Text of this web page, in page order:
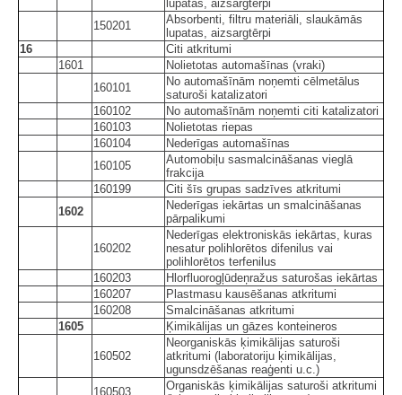
lupatas, aizsargtērpi
150201
Absorbenti, filtru materiāli, slaukāmās
lupatas, aizsargtērpi
16
Citi atkritumi
1601
Nolietotas automašīnas (vraki)
160101
No automašīnām noņemti cēlmetālus
saturoši katalizatori
160102
No automašīnām noņemti citi katalizatori
160103
Nolietotas riepas
160104
Nederīgas automašīnas
160105
Automobiļu sasmalcināšanas vieglā
frakcija
160199
Citi šīs grupas sadzīves atkritumi
1602
Nederīgas iekārtas un smalcināšanas
pārpalikumi
160202
Nederīgas elektroniskās iekārtas, kuras
nesatur polihlorētos difenilus vai
polihlorētos terfenilus
160203
Hlorfluorogļūdeņražus saturošas iekārtas
160207
Plastmasu kausēšanas atkritumi
160208
Smalcināšanas atkritumi
1605
Ķimikālijas un gāzes konteineros
160502
Neorganiskās ķimikālijas saturoši
atkritumi (laboratoriju ķimikālijas,
ugunsdzēšanas reaģenti u.c.)
160503
Organiskās ķimikālijas saturoši atkritumi